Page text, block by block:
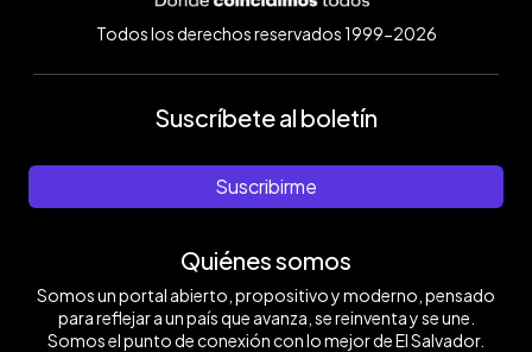
Todos los derechos reservados 1999-2026
Suscríbete al boletín
Suscribirme
Quiénes somos
Somos un portal abierto, propositivo y moderno, pensado
para reflejar a un país que avanza, se reinventa y se une.
Somos el punto de conexión con lo mejor de El Salvador.